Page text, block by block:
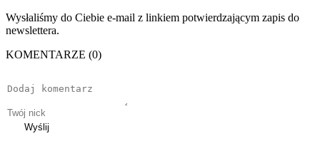
Wysłaliśmy do Ciebie e-mail z linkiem potwierdzającym zapis do
newslettera.
KOMENTARZE (0)
Wyślij